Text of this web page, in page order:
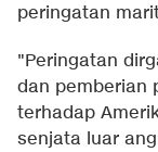
peringatan
"Peringatan
dan pemberian
terhadap
senjata luar